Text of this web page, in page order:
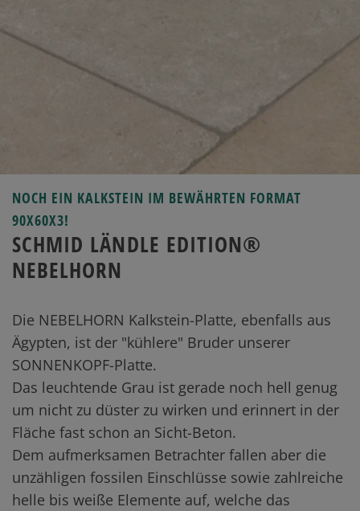
NOCH EIN KALKSTEIN IM BEWÄHRTEN FORMAT
90X60X3!
SCHMID LÄNDLE EDITION®
NEBELHORN
Die NEBELHORN Kalkstein-Platte, ebenfalls aus
Ägypten, ist der "kühlere" Bruder unserer
SONNENKOPF-Platte.
Das leuchtende Grau ist gerade noch hell genug
um nicht zu düster zu wirken und erinnert in der
Fläche fast schon an Sicht-Beton.
Dem aufmerksamen Betrachter fallen aber die
unzähligen fossilen Einschlüsse sowie zahlreiche
helle bis weiße Elemente auf, welche das